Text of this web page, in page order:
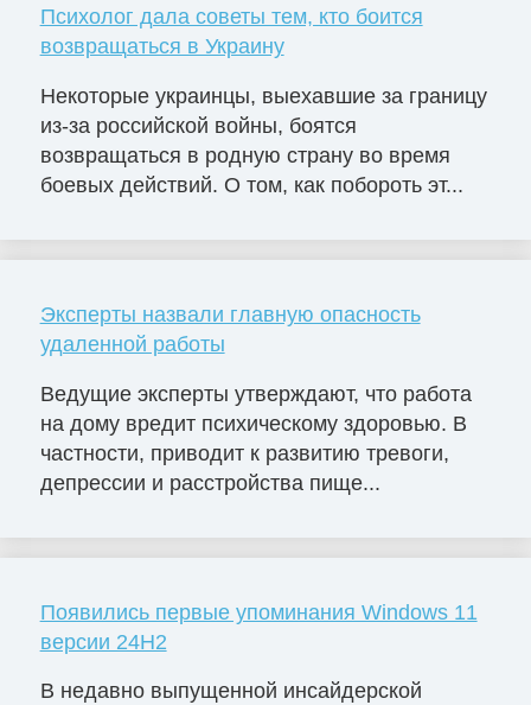
Психолог дала советы тем, кто боится
возвращаться в Украину
Некоторые украинцы, выехавшие за границу
из-за российской войны, боятся
возвращаться в родную страну во время
боевых действий. О том, как побороть эт...
Эксперты назвали главную опасность
удаленной работы
Ведущие эксперты утверждают, что работа
на дому вредит психическому здоровью. В
частности, приводит к развитию тревоги,
депрессии и расстройства пище...
Появились первые упоминания Windows 11
версии 24H2
В недавно выпущенной инсайдерской